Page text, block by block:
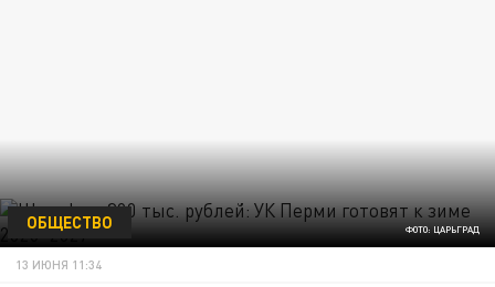
ФОТО: ЦАРЬГРАД
ОБЩЕСТВО
13 ИЮНЯ 11:34